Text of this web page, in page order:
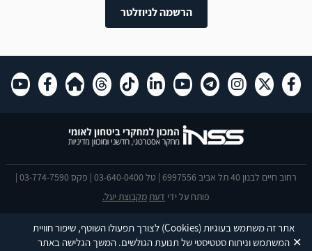
אתר זה משתמש בעוגיות(Cookies) לצורך תפעולו השוטף, שיפור חוויית
המשתמש וניתוח סטטיסטי של תנועת הגולשים. המשך הגלישה באתר ✕
הרשמה לניוזלטר
רחוב חיים לבנון 40 תל אביב 6997556 | טל 03-640-0400 | פקס 03-774-7590 |
פותח על ידי דעתמקבוצת יעל.
This site is protected by reCAPTCHA and the Google Privacy Policyand